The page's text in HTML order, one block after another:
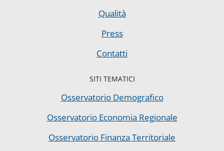
Qualità
Press
Contatti
SITI TEMATICI
Osservatorio Demografico
Osservatorio Economia Regionale
Osservatorio Finanza Territoriale